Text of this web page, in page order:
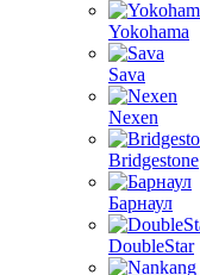
Yokohama
Sava
Nexen
Bridgestone
Барнаул
DoubleStar